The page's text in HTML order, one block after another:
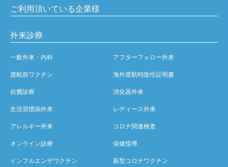
ご利用頂いている企業様
外来診療
一般外来・内科 アフターフォロー外来
渡航前ワクチン 海外渡航時陰性証明書
自費診療 消化器外来
生活習慣病外来 レディース外来
アレルギー外来 コロナ関連検査
オンライン診療 保健指導
インフルエンザワクチン 新型コロナワクチン